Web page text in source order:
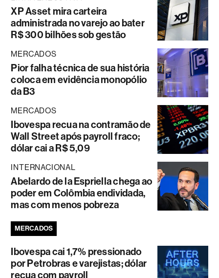
XP Asset mira carteira
administrada no varejo ao bater
R$ 300 bilhões sob gestão
MERCADOS
Pior falha técnica de sua história
coloca em evidência monopólio
da B3
MERCADOS
Ibovespa recua na contramão de
Wall Street após payroll fraco;
dólar cai a R$ 5,09
INTERNACIONAL
Abelardo de la Espriella chega ao
poder em Colômbia endividada,
mas com menos pobreza
MERCADOS
Ibovespa cai 1,7% pressionado
por Petrobras e varejistas; dólar
recua com payroll